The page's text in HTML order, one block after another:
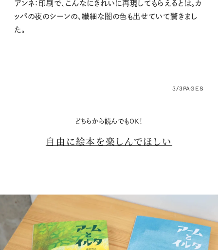
アンネ：印刷で、こんなにきれいに再現してもらえるとは。カ
ッパの夜のシーンの、繊細な闇の色も出せていて驚きまし
た。
3/3PAGES
どちらから読んでもOK！
自由に絵本を楽しんでほしい